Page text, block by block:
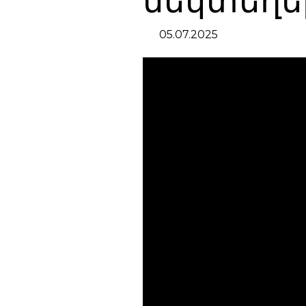
05.07.2025